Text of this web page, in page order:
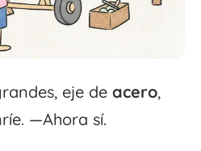
eje de acero,
—Ahora sí.